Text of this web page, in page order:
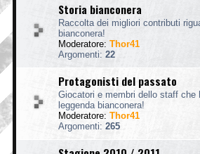
Storia bianconera
Raccolta dei migliori contributi
bianconera!
Moderatore: Thor41
Argomenti: 22
Protagonisti del passato
Giocatori e membri dello staff che
leggenda bianconera!
Moderatore: Thor41
Argomenti: 265